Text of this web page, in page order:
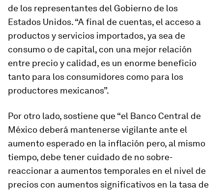
de los representantes del Gobierno de los
Estados Unidos. “A final de cuentas, el acceso a
productos y servicios importados, ya sea de
consumo o de capital, con una mejor relación
entre precio y calidad, es un enorme beneficio
tanto para los consumidores como para los
productores mexicanos”.
Por otro lado, sostiene que “el Banco Central de
México deberá mantenerse vigilante ante el
aumento esperado en la inflación pero, al mismo
tiempo, debe tener cuidado de no sobre-
reaccionar a aumentos temporales en el nivel de
precios con aumentos significativos en la tasa de